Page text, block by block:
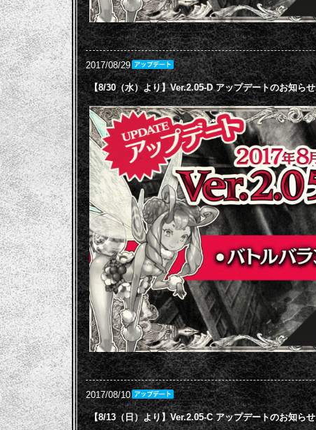
2017/08/29
【8/30（水）より】Ver.2.05-D アップデートのお知らせ
2017/08/10
【8/13（日）より】Ver.2.05-C アップデートのお知らせ